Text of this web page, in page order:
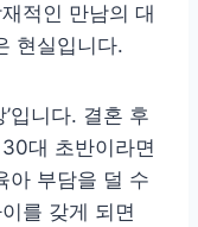
적인 만남의 대
현실입니다.
’입니다. 결혼 후
대 초반이라면
아 부담을 덜 수
를 갖게 되면